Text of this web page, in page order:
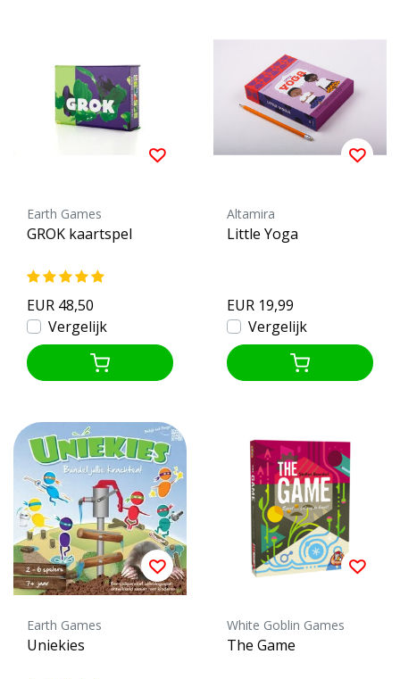
Earth Games
GROK kaartspel
EUR 48,50
Vergelijk
Altamira
Little Yoga
EUR 19,99
Vergelijk
Earth Games
Uniekies
White Goblin Games
The Game